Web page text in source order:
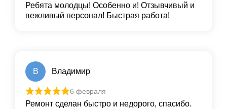
Ребята молодцы! Особенно и! Отзывчивый и
вежливый персонал! Быстрая работа!
В Владимир
6 февраля
Ремонт сделан быстро и недорого, спасибо.